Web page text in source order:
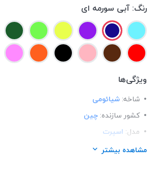
رنگ: آبی سورمه ای
ویژگی‌ها
شاخه: شیائومی
کشور سازنده: چین
مدل: اسپرت
ساختار: سیلیکونیمشاهده بیشتر